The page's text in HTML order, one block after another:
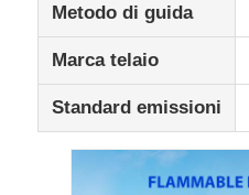
Metodo di guida
Marca telaio
Standard emissioni